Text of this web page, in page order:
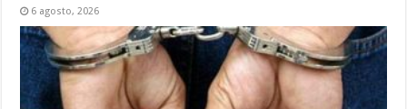
6 agosto, 2026